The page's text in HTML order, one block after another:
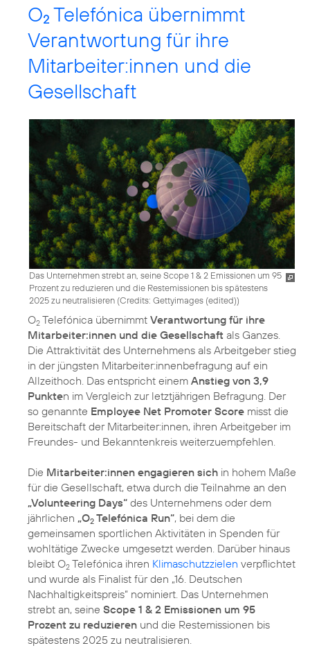
O2 Telefónica übernimmt
Verantwortung für ihre
Mitarbeiter:innen und die
Gesellschaft
Das Unternehmen strebt an, seine Scope 1 & 2 Emissionen um 95
Prozent zu reduzieren und die Restemissionen bis spätestens
2025 zu neutralisieren (Credits: Gettyimages (edited))
O2 Telefónica übernimmt Verantwortung für ihre
Mitarbeiter:innen und die Gesellschaft als Ganzes.
Die Attraktivität des Unternehmens als Arbeitgeber stieg
in der jüngsten Mitarbeiter:innenbefragung auf ein
Allzeithoch. Das entspricht einem Anstieg von 3,9
Punkten im Vergleich zur letztjährigen Befragung. Der
so genannte Employee Net Promoter Score misst die
Bereitschaft der Mitarbeiter:innen, ihren Arbeitgeber im
Freundes- und Bekanntenkreis weiterzuempfehlen.
Die Mitarbeiter:innen engagieren sich in hohem Maße
für die Gesellschaft, etwa durch die Teilnahme an den
„Volunteering Days“ des Unternehmens oder dem
jährlichen „O2 Telefónica Run“, bei dem die
gemeinsamen sportlichen Aktivitäten in Spenden für
wohltätige Zwecke umgesetzt werden. Darüber hinaus
bleibt O2 Telefónica ihren Klimaschutzzielen verpflichtet
und wurde als Finalist für den „16. Deutschen
Nachhaltigkeitspreis“ nominiert. Das Unternehmen
strebt an, seine Scope 1 & 2 Emissionen um 95
Prozent zu reduzieren und die Restemissionen bis
spätestens 2025 zu neutralisieren.